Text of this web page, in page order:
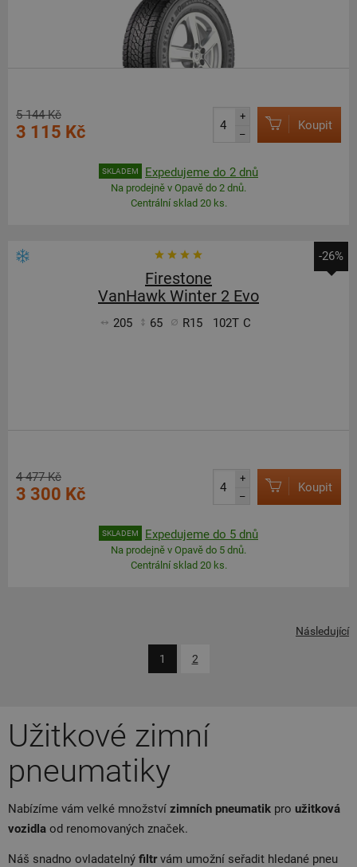
5 144 Kč
3 115 Kč
+
–
Koupit
SKLADEM Expedujeme do 2 dnů
Na prodejně v Opavě do 2 dnů.
Centrální sklad 20 ks.
-26%
Firestone
VanHawk Winter 2 Evo
205 65 R15 102T C
4 477 Kč
3 300 Kč
+
–
Koupit
SKLADEM Expedujeme do 5 dnů
Na prodejně v Opavě do 5 dnů.
Centrální sklad 20 ks.
1 2
Následující
Užitkové zimní
pneumatiky
Nabízíme vám velké množství zimních pneumatik pro užitková
vozidla od renomovaných značek.
Náš snadno ovladatelný filtrvám umožní seřadit hledané pneu